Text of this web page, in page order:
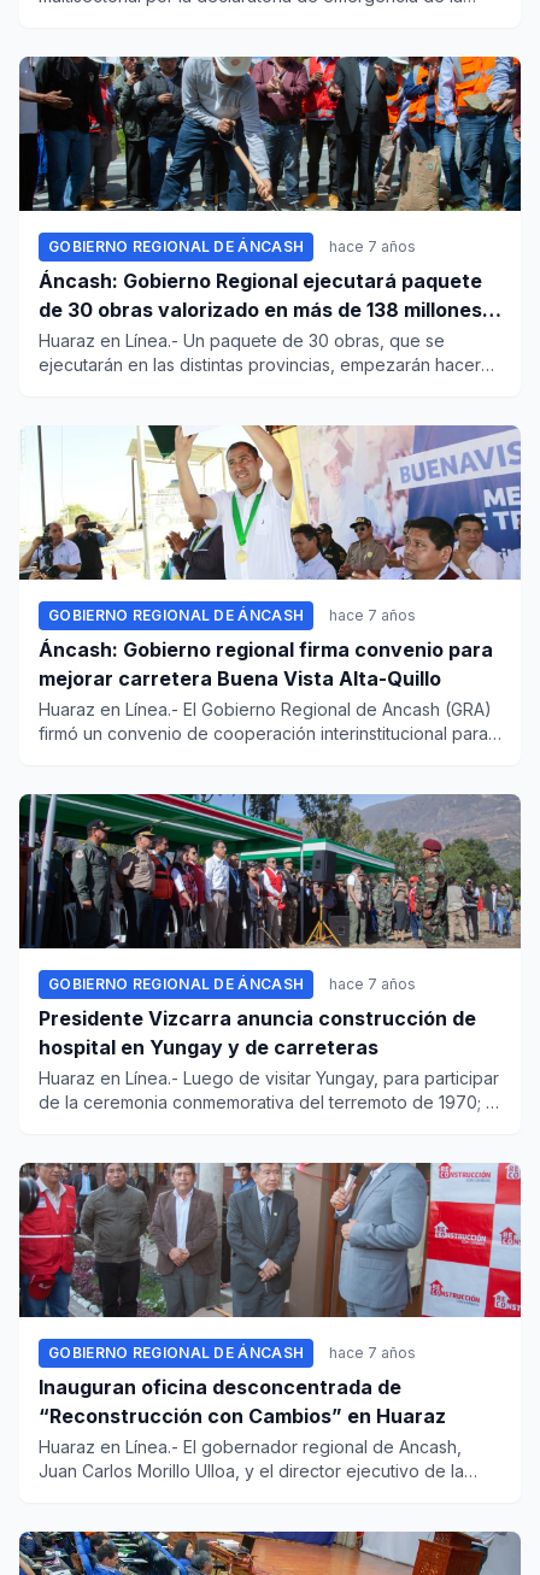
GOBIERNO REGIONAL DE ÁNCASH hace 7 años
Áncash: Gobierno Regional ejecutará paquete
de 30 obras valorizado en más de 138 millones
de soles
Huaraz en Línea.- Un paquete de 30 obras, que se
ejecutarán en las distintas provincias, empezarán hacer
GOBIERNO REGIONAL DE ÁNCASH hace 7 años
Áncash: Gobierno regional firma convenio para
mejorar carretera Buena Vista Alta-Quillo
Huaraz en Línea.- El Gobierno Regional de Ancash (GRA)
firmó un convenio de cooperación interinstitucional para
GOBIERNO REGIONAL DE ÁNCASH hace 7 años
Presidente Vizcarra anuncia construcción de
hospital en Yungay y de carreteras
Huaraz en Línea.- Luego de visitar Yungay, para participar
de la ceremonia conmemorativa del terremoto de 1970; el
GOBIERNO REGIONAL DE ÁNCASH hace 7 años
Inauguran oficina desconcentrada de
“Reconstrucción con Cambios” en Huaraz
Huaraz en Línea.- El gobernador regional de Ancash,
Juan Carlos Morillo Ulloa, y el director ejecutivo de la